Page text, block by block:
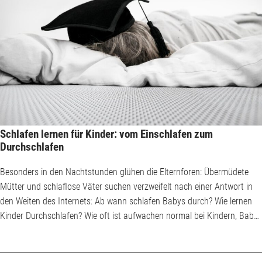
Schlafen lernen für Kinder: vom Einschlafen zum
Durchschlafen
Besonders in den Nachtstunden glühen die Elternforen: Übermüdete
Mütter und schlaflose Väter suchen verzweifelt nach einer Antwort in
den Weiten des Internets: Ab wann schlafen Babys durch? Wie lernen
Kinder Durchschlafen? Wie oft ist aufwachen normal bei Kindern, Babys